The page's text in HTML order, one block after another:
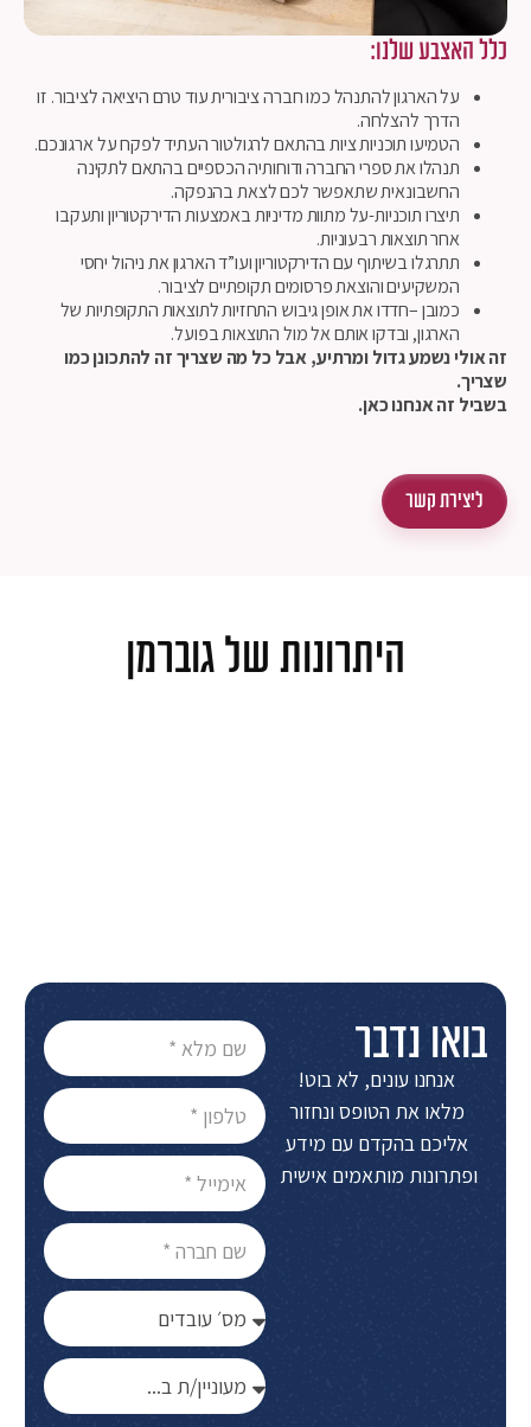
כלל האצבע שלנו:
על הארגון להתנהל כמו חברה ציבורית עוד טרם היציאה לציבור. זו
הדרך להצלחה.
הטמיעו תוכניות ציות בהתאם לרגולטור העתיד לפקח על ארגונכם.
תנהלו את ספרי החברה ודוחותיה הכספיים בהתאם לתקינה
החשבונאית שתאפשר לכם לצאת בהנפקה.
תיצרו תוכניות-על מתוות מדיניות באמצעות הדירקטוריון ותעקבו
אחר תוצאות רבעוניות.
תתרגלו בשיתוף עם הדירקטוריון ועו”ד הארגון את ניהול יחסי
המשקיעים והוצאת פרסומים תקופתיים לציבור.
כמובן –חדדו את אופן גיבוש התחזיות לתוצאות התקופתיות של
הארגון, ובדקו אותם אל מול התוצאות בפועל.
זה אולי נשמע גדול ומרתיע, אבל כל מה שצריך זה להתכונן כמו
שצריך.
בשביל זה אנחנו כאן.
ליצירת קשר
היתרונות של גוברמן
בואו נדבר
אנחנו עונים, לא בוט!
מלאו את הטופס ונחזור
אליכם בהקדם עם מידע
ופתרונות מותאמים אישית